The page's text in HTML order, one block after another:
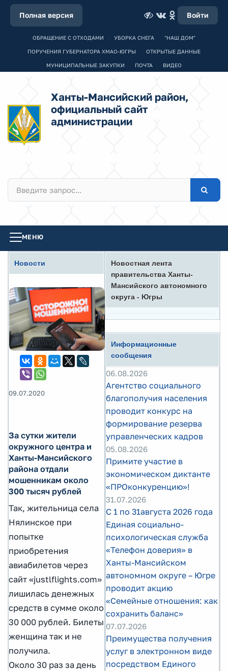
Полная версия Войти
ОБРАЩЕНИЕ С ОТХОДАМИ УБОРКА СНЕГА "НАШ ДОМ"
ПОРУЧЕНИЯ ГУБЕРНАТОРА ХМАО-ЮГРЫ ОТКРЫТЫЕ ДАННЫЕ
МУНИЦИПАЛЬНЫЕ ЗАКУПКИ ПОЧТА ВИДЕО
Ханты-Мансийский район,
официальный сайт
администрации
МЕНЮ
Новости
09.07.2020
За сутки жители
окружного центра и
Ханты-Мансийского
района отдали
мошенникам около
300 тысяч рублей
Так, жительница села
Нялинское при
попытке
приобретения
авиабилетов через
сайт «justlflights.com»
лишилась денежных
средств в сумме около
30 000 рублей. Билеты
женщина так и не
получила.
Около 30 раз за день
Новостная лента
правительства Ханты-
Мансийского автономного
округа - Югры
Информационные
сообщения
06.08.2026
Агентство социального
благополучия населения
проводит конкурс на
формирование резерва
управленческих кадров
05.08.2026
Примите участие в
экономическом диктанте
«ПРОконкуренцию»!
31.07.2026
С 1 по 31августа 2026 года
Единая социально-
психологическая служба
«Телефон доверия» в
Ханты-Мансийском
автономном округе – Югре
проводит акцию
«Семейные отношения: как
сохранить баланс»
07.07.2026
Преимущества получения
услуг в электронном виде
посредством Единого